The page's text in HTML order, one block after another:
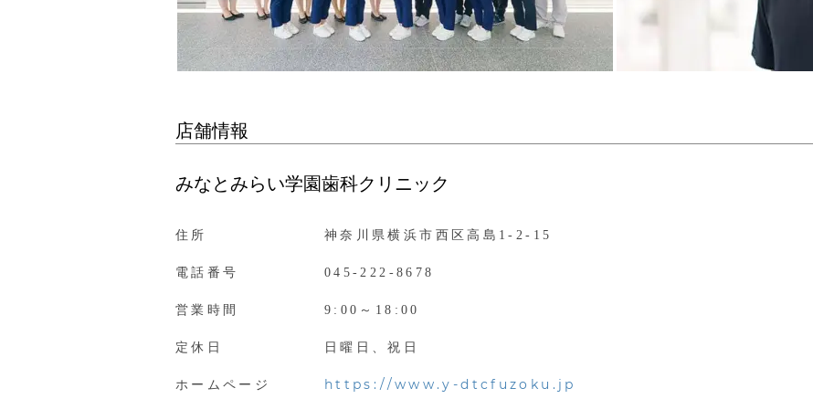
店舗情報
みなとみらい学園歯科クリニック
住所 神奈川県横浜市西区高島1-2-15
電話番号 045-222-8678
営業時間 9:00～18:00
定休日 日曜日、祝日
ホームページ https://www.y-dtcfuzoku.jp